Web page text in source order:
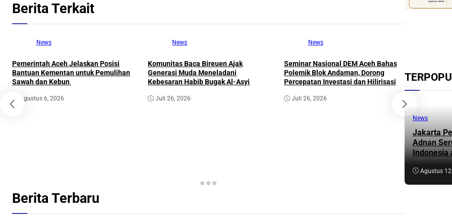
Berita Terkait
News
Pemerintah Aceh Jelaskan Posisi
Bantuan Kementan untuk Pemulihan
Sawah dan Kebun
Agustus 6, 2026
News
Komunitas Baca Bireuen Ajak
Generasi Muda Meneladani
Kebesaran Habib Bugak Al-Asyi
Juli 26, 2026
News
Seminar Nasional DEM Aceh Bahas
Polemik Blok Andaman, Dorong
Percepatan Investasi dan Hilirisasi
Juli 26, 2026
Juni 23,
Berita Terbaru
News
Jakarta
Adnan
Indonesia
Agustus